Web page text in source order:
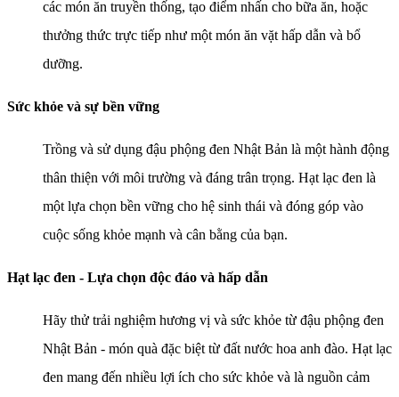
các món ăn truyền thống, tạo điểm nhấn cho bữa ăn, hoặc
thưởng thức trực tiếp như một món ăn vặt hấp dẫn và bổ
dưỡng.
Sức khỏe và sự bền vững
Trồng và sử dụng đậu phộng đen Nhật Bản là một hành động
thân thiện với môi trường và đáng trân trọng. Hạt lạc đen là
một lựa chọn bền vững cho hệ sinh thái và đóng góp vào
cuộc sống khỏe mạnh và cân bằng của bạn.
Hạt lạc đen - Lựa chọn độc đáo và hấp dẫn
Hãy thử trải nghiệm hương vị và sức khỏe từ đậu phộng đen
Nhật Bản - món quà đặc biệt từ đất nước hoa anh đào. Hạt lạc
đen mang đến nhiều lợi ích cho sức khỏe và là nguồn cảm